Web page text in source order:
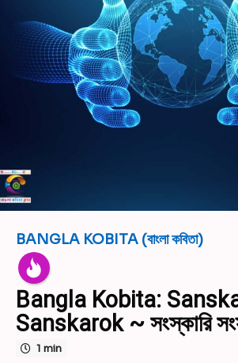
6
y
e
a
r
s
a
BANGLA KOBITA (বাংলা কবিতা)
Bangla Kobita:
Sanskarok ~ সংস্কারি
1 min